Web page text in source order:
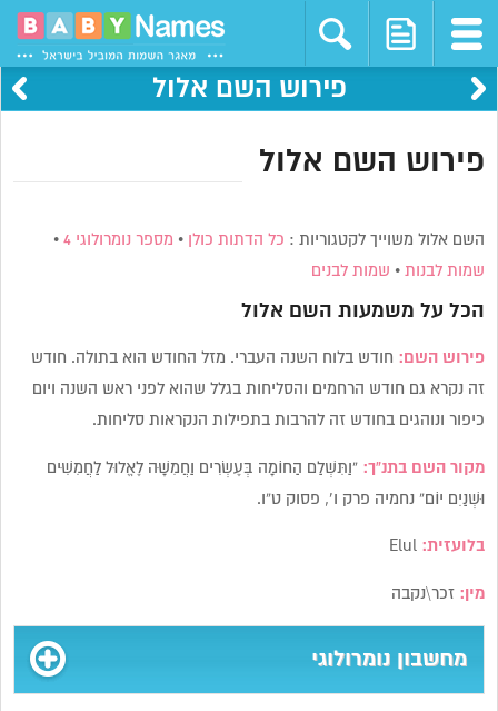
פירוש השם אלול
פירוש השם אלול
השם אלול משוייך לקטגוריות : כל הדתות כולן • מספר נומרולוגי 4 •
שמות לבנות • שמות לבנים
הכל על משמעות השם אלול
פירוש השם: חודש בלוח השנה העברי. מזל החודש הוא בתולה. חודש
זה נקרא גם חודש הרחמים והסליחות בגלל שהוא לפני ראש השנה ויום
כיפור ונוהגים בחודש זה להרבות בתפילות הנקראות סליחות.
מקור השם בתנ”ך:“וַתִּשְׁלַם הַחוֹמָה בְּעֶשְׂרִים וַחֲמִשָּׁה לֶאֱלוּל לַחֲמִשִּׁים
וּשְׁנַיִם יוֹם” נחמיה פרק ו’, פסוק ט”ו.
בלועזית:
מין: זכר\נקבה
מחשבון נומרולוגי